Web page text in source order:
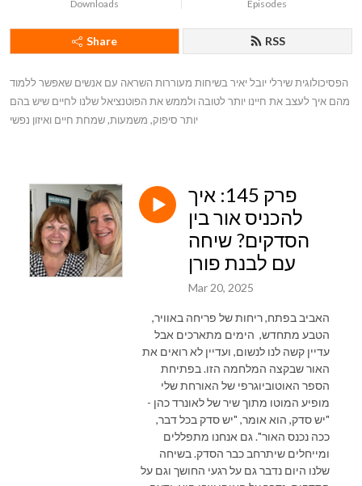
Downloads Episodes
Share RSS
הפסיכולוגית שירלי יובל יאיר בשיחות מעוררות השראה עם אנשים שאפשר ללמוד
מהם איך לעצב את חיינו יותר לטובה ולממש את הפוטנציאל שלנו לחיים שיש בהם
יותר סיפוק, משמעות, שמחת חיים ואיזון נפשי
פרק 145: איך
להכניס אור בין
הסדקים? שיחה
עם לבנת פורן
Mar 20, 2025
האביב בפתח, ריחות של פריחה באוויר,
הטבע מתחדש, הימים מתארכים אבל
עדיין קשה לנו לנשום, ועדיין לא רואים את
האור שבקצה המלחמה הזו. בפתיחת
הספר האוטוביוגרפי של האורחת שלי
מופיע המוטו מתוך שיר של לאונרד כהן -
"יש סדק, הוא אומר, "יש סדק בכל דבר,
ככה נכנס האור". גם אנחנו מתפללים
ומייחלים שיתרחב כבר הסדק. בשיחה
שלנו היום נדבר גם על רגעי החושך וגם על